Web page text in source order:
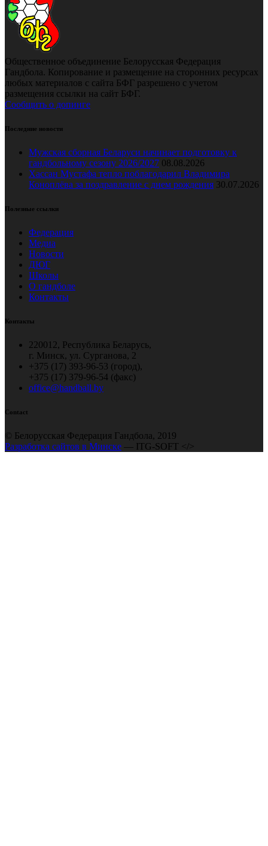
Общественное объединение Белорусская Федерация
Гандбола. Копирование и размещение на сторонних ресурсах
любых материалов с сайта БФГ разрешено с учетом
размещения ссылки на сайт БФГ.
Сообщить о допинге
Последние новости
Мужская сборная Беларуси начинает подготовку к
гандбольному сезону 2026/2027 08.08.2026
Хассан Мустафа тепло поблагодарил Владимира
Коноплёва за поздравление с днем рождения 30.07.2026
Полезные ссылки
Федерация
Медиа
Новости
ДЮГ
Школы
О гандболе
Контакты
Контакты
220012, Республика Беларусь,
г. Минск, ул. Сурганова, 2
+375 (17) 393-96-53 (город),
+375 (17) 379-96-54 (факс)
office@handball.by
Contact
© Белорусская Федерация Гандбола, 2019
Разработка сайтов в Минске — ITG-SOFT </>